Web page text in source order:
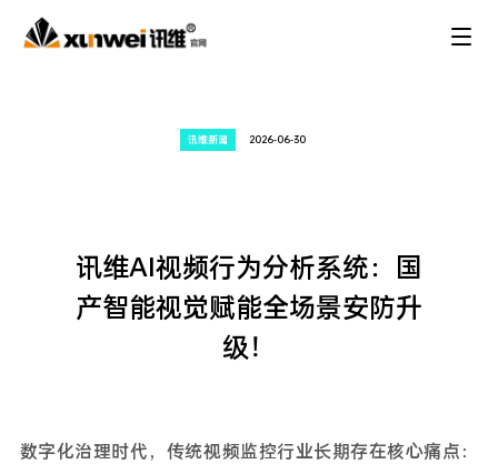
讯维新闻 2026-06-30
讯维AI视频行为分析系统：国
产智能视觉赋能全场景安防升
级！
数字化治理时代，传统视频监控行业长期存在核心痛点：